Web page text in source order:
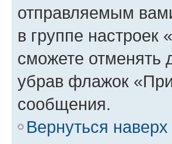
отправляемым
в группе
сможете отменять
убрав флажок
сообщения.
Вернуться наверх